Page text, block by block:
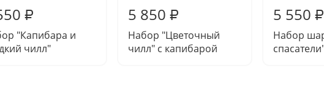
₽
"Капибара и
чилл"
5 850 ₽
Набор "Цветочный
чилл" с капибарой
5 550 ₽
Набор